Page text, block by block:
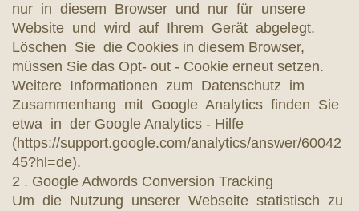
nur in diesem Browser und nur für unsere
Website und wird auf Ihrem Gerät abgelegt.
Löschen Sie die Cookies in diesem Browser,
müssen Sie das Opt- out - Cookie erneut setzen.
Weitere Informationen zum Datenschutz im
Zusammenhang mit Google Analytics finden Sie
etwa in der Google Analytics - Hilfe
(https://support.google.com/analytics/answer/60042
45?hl=de).
2 . Google Adwords Conversion Tracking
Um die Nutzung unserer Webseite statistisch zu